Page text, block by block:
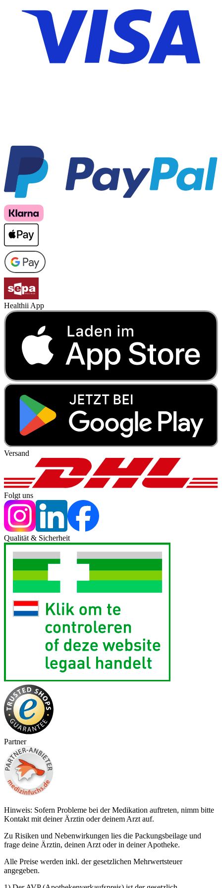
Healthii App
Versand
Folgt uns
Qualität & Sicherheit
Partner
Hinweis: Sofern Probleme bei der Medikation auftreten, nimm bitte
Kontakt mit deiner Ärztin oder deinem Arzt auf.
Zu Risiken und Nebenwirkungen lies die Packungsbeilage und
frage deine Ärztin, deinen Arzt oder in deiner Apotheke.
Alle Preise werden inkl. der gesetzlichen Mehrwertsteuer
angegeben.